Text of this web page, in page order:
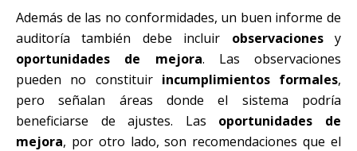
Además de las no conformidades, un buen informe de
auditoría también debe incluir observacionesy
oportunidades de mejora. Las observaciones
pueden no constituir incumplimientos formales,
pero señalan áreas donde el sistema podría
beneficiarse de ajustes. Las oportunidades de
mejora, por otro lado, son recomendaciones que el